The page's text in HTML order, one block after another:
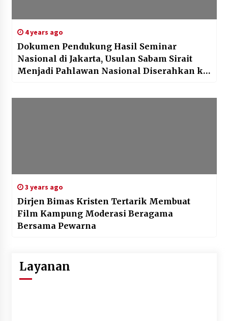
4 years ago
Dokumen Pendukung Hasil Seminar
Nasional di Jakarta, Usulan Sabam Sirait
Menjadi Pahlawan Nasional Diserahkan ke
3 years ago
Dirjen Bimas Kristen Tertarik Membuat
Film Kampung Moderasi Beragama
Bersama Pewarna
Layanan